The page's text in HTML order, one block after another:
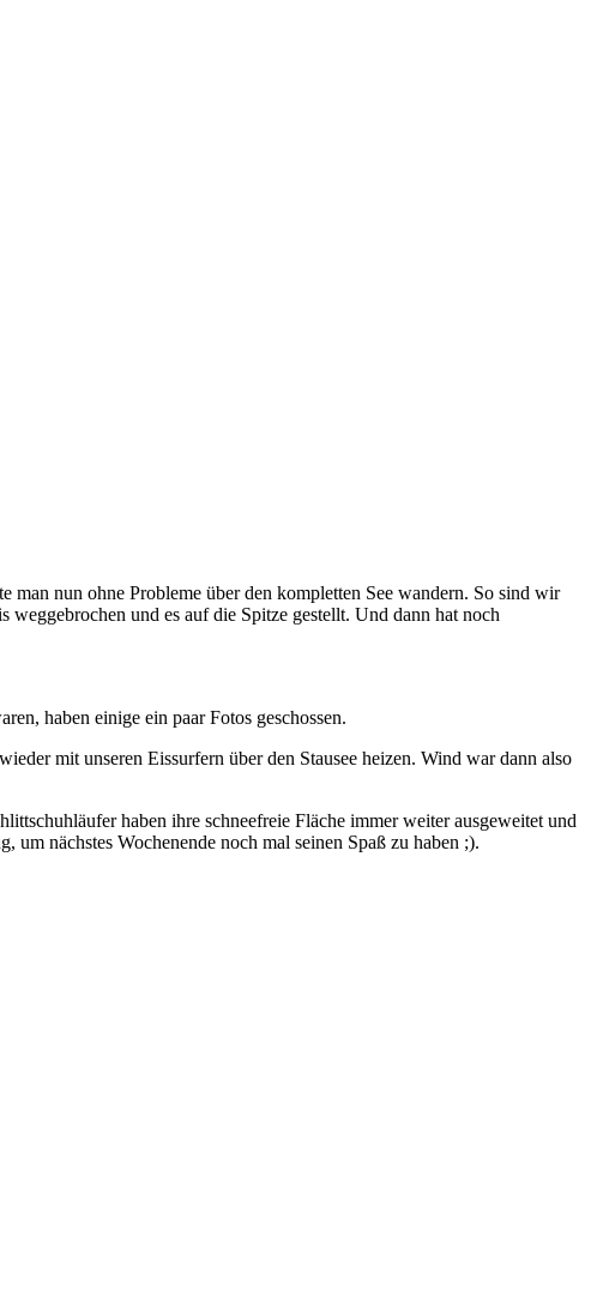
man nun ohne Probleme über den kompletten See wandern. So sind wir
und es auf die Spitze gestellt. Und dann hat noch
haben einige ein paar Fotos geschossen.
mit unseren Eissurfern über den Stausee heizen. Wind war dann also
haben ihre schneefreie Fläche immer weiter ausgeweitet und
nächstes Wochenende noch mal seinen Spaß zu haben ;).